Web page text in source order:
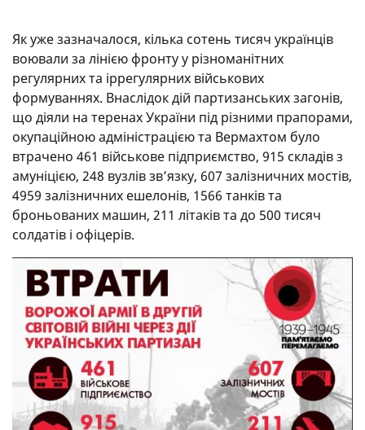
Як уже зазначалося, кілька сотень тисяч українців
воювали за лінією фронту у різноманітних
регулярних та іррегулярних військових
формуваннях. Внаслідок дій партизанських загонів,
що діяли на теренах України під різними прапорами,
окупаційною адміністрацією та Вермахтом було
втрачено 461 військове підприємство, 915 складів з
амуніцією, 248 вузлів зв’язку, 607 залізничних мостів,
4959 залізничних ешелонів, 1566 танків та
броньованих машин, 211 літаків та до 500 тисяч
солдатів і офіцерів.